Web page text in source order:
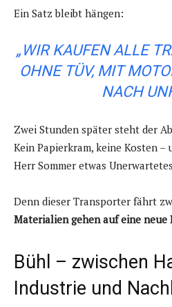
Ein Satz bleibt hängen:
„WIR KAUFEN ALLE
OHNE TÜV, MIT
NACH
Zwei Stunden später steht der
Kein Papierkram, keine Kosten –
Herr Sommer etwas
Denn dieser Transporter fährt
Materialien gehen auf eine neue
Bühl – zwischen
Industrie und